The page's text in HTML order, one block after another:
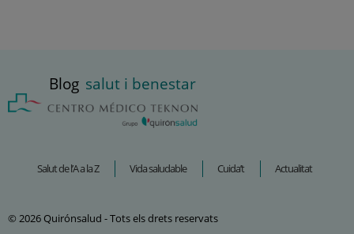
Blog salut i benestar
Salut de l’A a la Z Vida saludable Cuida’t Actualitat
© 2026 Quirónsalud - Tots els drets reservats